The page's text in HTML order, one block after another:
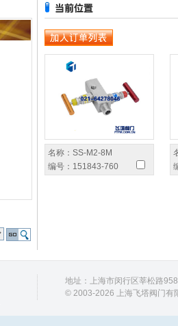
名称： SS-M2-8M
编号： 151843-760
地址：上海市闵行区莘松路
© 2003-2026 上海飞塔阀门有